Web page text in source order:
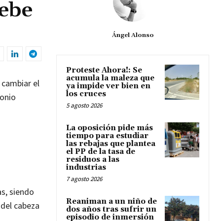
el
siendo
cabeza
Ángel Alonso
Proteste Ahora!: Se
acumula la maleza que
ya impide ver bien en
los cruces
5 agosto 2026
La oposición pide más
tiempo para estudiar
las rebajas que plantea
el PP de la tasa de
residuos a las
industrias
7 agosto 2026
Reaniman a un niño de
dos años tras sufrir un
episodio de inmersión